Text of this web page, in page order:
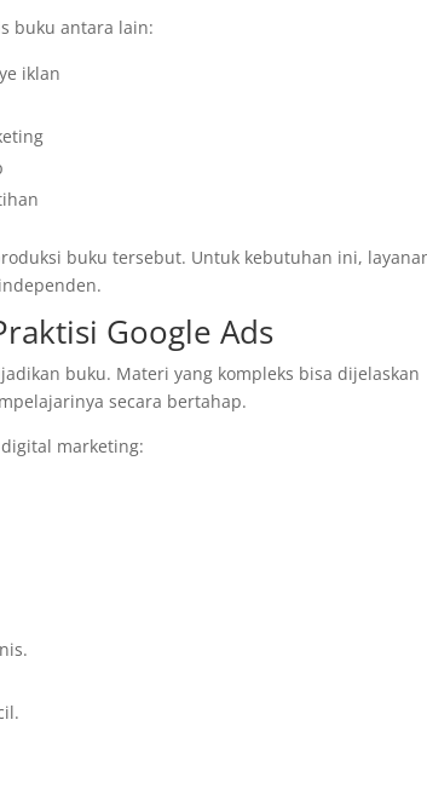
buku antara lain:
iklan
buku tersebut. Untuk kebutuhan ini,
Google Ads
buku. Materi yang kompleks bisa dijelaskan
secara bertahap.
marketing: